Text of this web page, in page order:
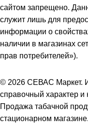
сайтом запрещено.
служит лишь для
информации о
наличии в магазинах
прав потребителей»).
© 2026 СЕВАС Маркет.
справочный характер и
Продажа табачной
стационарном